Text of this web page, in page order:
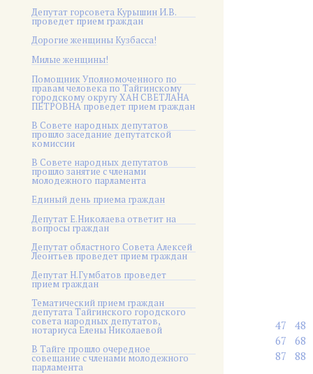
Депутат горсовета Курышин И.В.
проведет прием граждан
Дорогие женщины Кузбасса!
Милые женщины!
Помощник Уполномоченного по
правам человека по Тайгинскому
городскому округу ХАН СВЕТЛАНА
ПЕТРОВНА проведет прием граждан
В Совете народных депутатов
прошло заседание депутатской
комиссии
В Совете народных депутатов
прошло занятие с членами
молодежного парламента
Единый день приема граждан
Депутат Е.Николаева ответит на
вопросы граждан
Депутат областного Совета Алексей
Леонтьев проведет прием граждан
Депутат Н.Гумбатов проведет
прием граждан
Тематический прием граждан
депутата Тайгинского городского
совета народных депутатов,
нотариуса Елены Николаевой
В Тайге прошло очередное
совещание с членами молодежного
парламента
47
48
67
68
87
88